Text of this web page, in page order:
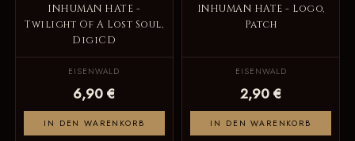
INHUMAN HATE -
Twilight Of A Lost Soul,
DigiCD
EISENWALD
6,90 €
IN DEN WARENKORB
INHUMAN HATE - Logo,
Patch
EISENWALD
2,90 €
IN DEN WARENKORB